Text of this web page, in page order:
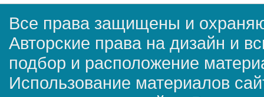
Все права защищены и
Авторские права на дизайн и
подбор и расположение
Использование материалов